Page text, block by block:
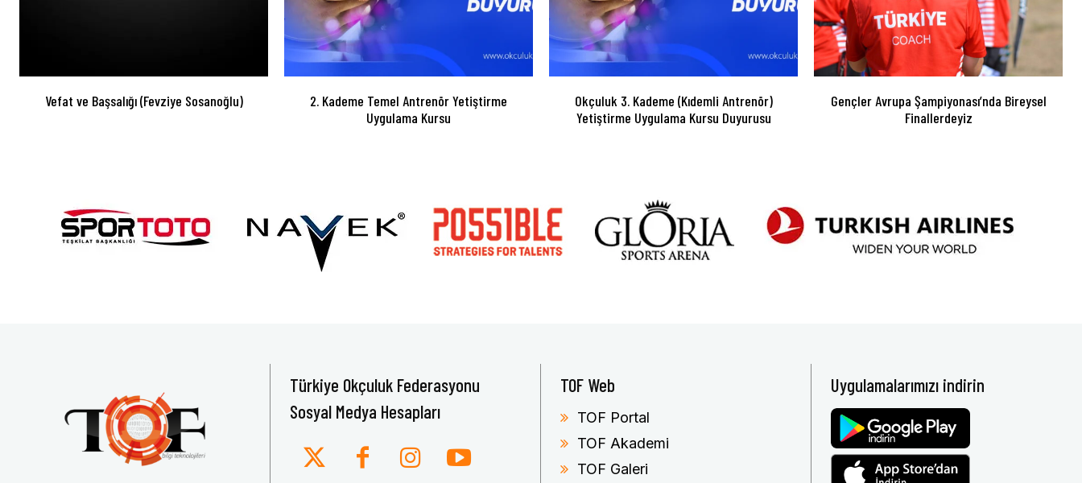
Vefat ve Başsalığı (Fevziye Sosanoğlu)
2. Kademe Temel Antrenör Yetiştirme
Uygulama Kursu
Okçuluk 3. Kademe (Kıdemli Antrenör)
Yetiştirme Uygulama Kursu Duyurusu
Gençler Avrupa Şampiyonası’nda Bireysel
Finallerdeyiz
Türkiye Okçuluk Federasyonu
Sosyal Medya Hesapları
TOF Web
TOF Portal
TOF Akademi
TOF Galeri
Uygulamalarımızı indirin